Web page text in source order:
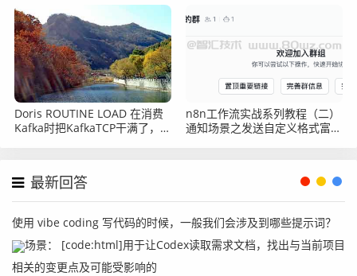
Doris ROUTINE LOAD 在消费
Kafka时把KafkaTCP干满了，
n8n工作流实战系列教程（二）
通知场景之发送自定义格式富文
最新回答
使用 vibe coding 写代码的时候，一般我们会涉及到哪些提示词？
场景： [code:html]用于让Codex读取需求文档，找出与当前项目
相关的变更点及可能受影响的